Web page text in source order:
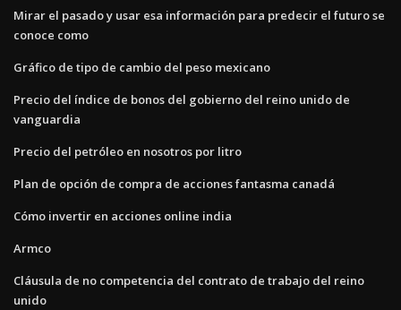
Mirar el pasado y usar esa información para predecir el futuro se
conoce como
Gráfico de tipo de cambio del peso mexicano
Precio del índice de bonos del gobierno del reino unido de
vanguardia
Precio del petróleo en nosotros por litro
Plan de opción de compra de acciones fantasma canadá
Cómo invertir en acciones online india
Armco
Cláusula de no competencia del contrato de trabajo del reino
unido